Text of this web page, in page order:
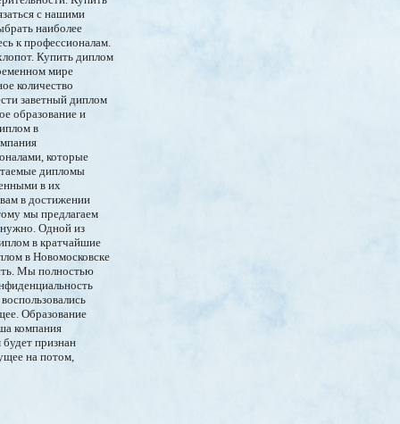
с нашими
наиболее
к профессионалам.
Купить диплом
мире
количество
заветный диплом
образование и
в
которые
дипломы
в их
в достижении
мы предлагаем
нужно. Одной из
в кратчайшие
в Новомосковске
Мы полностью
Образование
компания
признан
на потом,